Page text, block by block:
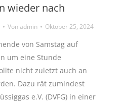
wieder nach
Vonadmin Oktober 25, 2024
von Samstag auf
um eine Stunde
nicht zuletzt auch an
Dazu rät zumindest
e.V. (DVFG) in einer